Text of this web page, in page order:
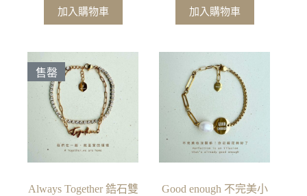
加入購物車 加入購物車
售罄
Always Together 鋯石雙
Good enough 不完美小